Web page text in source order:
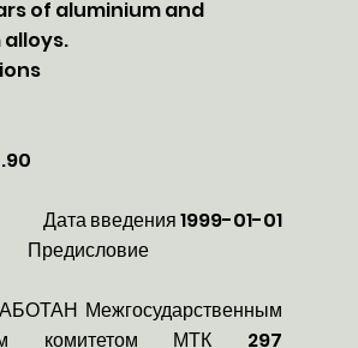
of aluminium and
Дата введения 1999-01-01
Предисловие
Межгосударственным
комитетом МТК 297